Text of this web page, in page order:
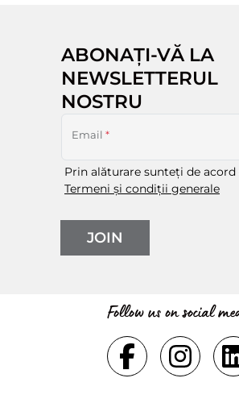
ABONAȚI-VĂ LA
NEWSLETTERUL
NOSTRU
Email *
Prin alăturare sunteți de acord
Termeni și condiții generale
JOIN
Follow us on social